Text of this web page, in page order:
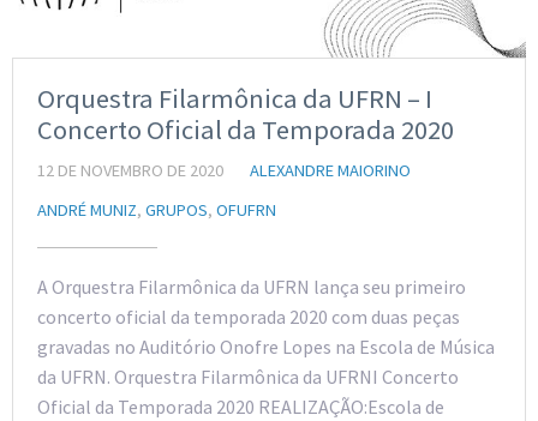
Orquestra Filarmônica da UFRN – I
Concerto Oficial da Temporada 2020
12 DE NOVEMBRO DE 2020
ALEXANDRE MAIORINO
ANDRÉ MUNIZ, GRUPOS, OFUFRN
A Orquestra Filarmônica da UFRN lança seu primeiro
concerto oficial da temporada 2020 com duas peças
gravadas no Auditório Onofre Lopes na Escola de Música
da UFRN. Orquestra Filarmônica da UFRNI Concerto
Oficial da Temporada 2020 REALIZAÇÃO:Escola de